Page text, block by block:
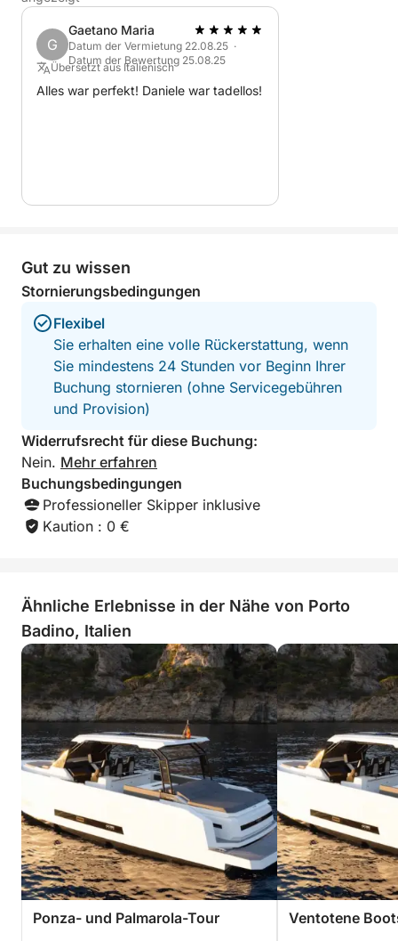
G
Gaetano Maria
Datum der Vermietung 22.08.25 ·
Datum der Bewertung 25.08.25
Übersetzt aus Italienisch
Alles war perfekt! Daniele war tadellos!
Gut zu wissen
Stornierungsbedingungen
Flexibel
Sie erhalten eine volle Rückerstattung, wenn
Sie mindestens 24 Stunden vor Beginn Ihrer
Buchung stornieren (ohne Servicegebühren
und Provision)
Widerrufsrecht für diese Buchung:
Nein. Mehr erfahren
Buchungsbedingungen
Professioneller Skipper inklusive
Kaution : 0 €
Ähnliche Erlebnisse in der Nähe von Porto
Badino, Italien
Ponza- und Palmarola-Tour Ventotene